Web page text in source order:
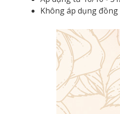
Không áp dụng đồng